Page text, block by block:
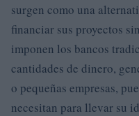
surgen como una
financiar sus proyectos
imponen los bancos
cantidades de dinero,
o pequeñas empresas,
necesitan para llevar su